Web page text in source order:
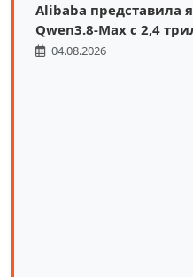
Alibaba представила
Qwen3.8-Max с 2,4
04.08.2026